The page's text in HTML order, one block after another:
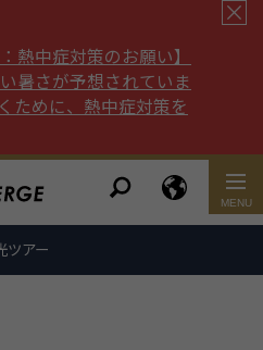
熱中症対策のお願い】
暑さが予想されていま
ために、熱中症対策を
ツアー